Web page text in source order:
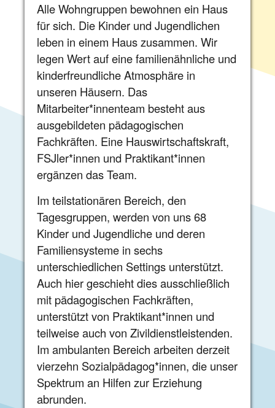
Alle Wohngruppen bewohnen ein Haus
für sich. Die Kinder und Jugendlichen
leben in einem Haus zusammen. Wir
legen Wert auf eine familienähnliche und
kinderfreundliche Atmosphäre in
unseren Häusern. Das
Mitarbeiter*innenteam besteht aus
ausgebildeten pädagogischen
Fachkräften. Eine Hauswirtschaftskraft,
FSJler*innen und Praktikant*innen
ergänzen das Team.
Im teilstationären Bereich, den
Tagesgruppen, werden von uns 68
Kinder und Jugendliche und deren
Familiensysteme in sechs
unterschiedlichen Settings unterstützt.
Auch hier geschieht dies ausschließlich
mit pädagogischen Fachkräften,
unterstützt von Praktikant*innen und
teilweise auch von Zivildienstleistenden.
Im ambulanten Bereich arbeiten derzeit
vierzehn Sozialpädagog*innen, die unser
Spektrum an Hilfen zur Erziehung
abrunden.